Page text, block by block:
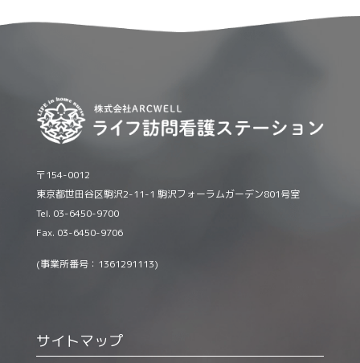
〒154-0012
東京都世田谷区駒沢2-11-1 駒沢フォーラムガーデン801号室
Tel. 03-6450-9700
Fax. 03-6450-9706
(事業所番号：1361291113)
サイトマップ